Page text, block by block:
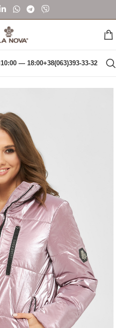
10:00 — 18:00+38(063)393-33-32